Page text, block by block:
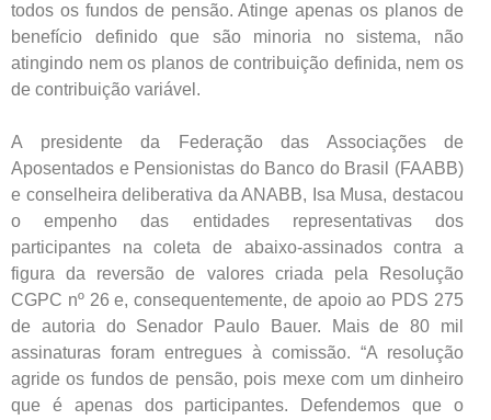
todos os fundos de pensão. Atinge apenas os planos de
benefício definido que são minoria no sistema, não
atingindo nem os planos de contribuição definida, nem os
de contribuição variável.
A presidente da Federação das Associações de
Aposentados e Pensionistas do Banco do Brasil (FAABB)
e conselheira deliberativa da ANABB, Isa Musa, destacou
o empenho das entidades representativas dos
participantes na coleta de abaixo-assinados contra a
figura da reversão de valores criada pela Resolução
CGPC nº 26 e, consequentemente, de apoio ao PDS 275
de autoria do Senador Paulo Bauer. Mais de 80 mil
assinaturas foram entregues à comissão. “A resolução
agride os fundos de pensão, pois mexe com um dinheiro
que é apenas dos participantes. Defendemos que o